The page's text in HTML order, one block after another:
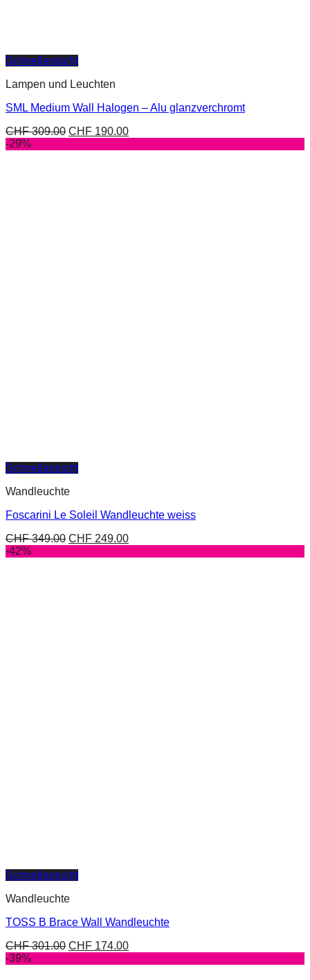
Schnellansicht
Lampen und Leuchten
SML Medium Wall Halogen – Alu glanzverchromt
CHF309.00 CHF 190.00
-29%
Schnellansicht
Wandleuchte
Foscarini Le Soleil Wandleuchte weiss
CHF349.00 CHF 249.00
-42%
Schnellansicht
Wandleuchte
TOSS B Brace Wall Wandleuchte
CHF301.00 CHF 174.00
-39%